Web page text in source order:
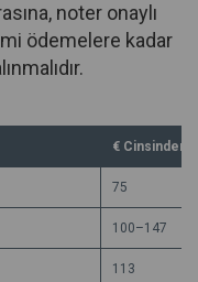
noter onaylı
ödemelere kadar
€ Cinsinden
75
100–147
113